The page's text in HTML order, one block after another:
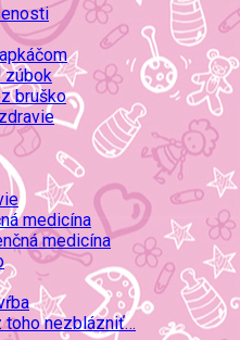
zúbok
bruško
medicína
medicína
toho nezblázniť…